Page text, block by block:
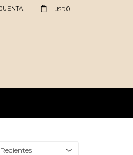
USD0
Recientes